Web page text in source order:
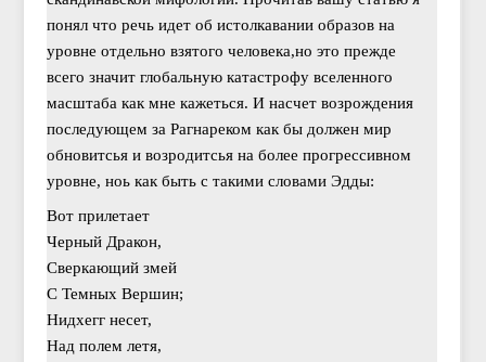
понял что речь идет об истолкавании образов на
уровне отдельно взятого человека,но это прежде
всего значит глобальную катастрофу вселенного
масштаба как мне кажеться. И насчет возрождения
последующем за Рагнареком как бы должен мир
обновитсья и возродитсья на более прогрессивном
уровне, ноь как быть с такими словами Эдды:
Вот прилетает
Черный Дракон,
Сверкающий змей
С Темных Вершин;
Нидхегг несет,
Над полем летя,